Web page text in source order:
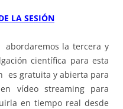
LA SESIÓN
abordaremos la tercera y
científica para esta
es gratuita y abierta para
vídeo streaming para
en tiempo real desde